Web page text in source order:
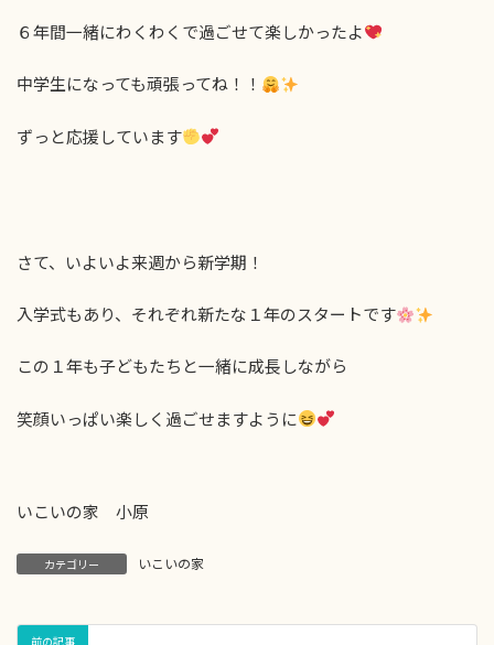
６年間一緒にわくわくで過ごせて楽しかったよ
中学生になっても頑張ってね！！
ずっと応援しています
さて、いよいよ来週から新学期！
入学式もあり、それぞれ新たな１年のスタートです
この１年も子どもたちと一緒に成長しながら
笑顔いっぱい楽しく過ごせますように
いこいの家 小原
カテゴリー いこいの家
前の記事